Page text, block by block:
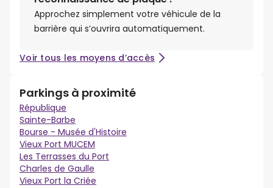
Approchez simplement votre véhicule de la
barrière qui s’ouvrira automatiquement.
Voir tous les moyens d’accès
Parkings à proximité
République
Sainte-Barbe
Bourse - Musée d'Histoire
Vieux Port MUCEM
Les Terrasses du Port
Charles de Gaulle
Vieux Port la Criée